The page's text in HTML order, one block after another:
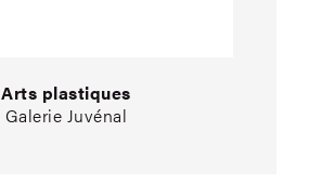
Arts plastiques
Galerie Juvénal